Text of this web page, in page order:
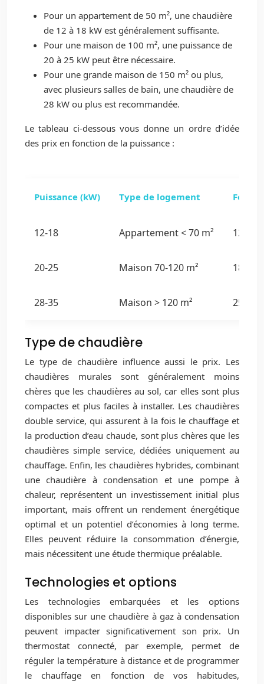
Pour un appartement de 50 m², une chaudière
de 12 à 18 kW est généralement suffisante.
Pour une maison de 100 m², une puissance de
20 à 25 kW peut être nécessaire.
Pour une grande maison de 150 m² ou plus,
avec plusieurs salles de bain, une chaudière de
28 kW ou plus est recommandée.
Le tableau ci-dessous vous donne un ordre d’idée
des prix en fonction de la puissance :
Puissance (kW) Type de logement
12-18 Appartement < 70 m² 1200€
20-25 Maison 70-120 m² 1800€
28-35 Maison > 120 m² 2500€
Type de chaudière
Le type de chaudière influence aussi le prix. Les
chaudières murales sont généralement moins
chères que les chaudières au sol, car elles sont plus
compactes et plus faciles à installer. Les chaudières
double service, qui assurent à la fois le chauffage et
la production d’eau chaude, sont plus chères que les
chaudières simple service, dédiées uniquement au
chauffage. Enfin, les chaudières hybrides, combinant
une chaudière à condensation et une pompe à
chaleur, représentent un investissement initial plus
important, mais offrent un rendement énergétique
optimal et un potentiel d’économies à long terme.
Elles peuvent réduire la consommation d’énergie,
mais nécessitent une étude thermique préalable.
Technologies et options
Les technologies embarquées et les options
disponibles sur une chaudière à gaz à condensation
peuvent impacter significativement son prix. Un
thermostat connecté, par exemple, permet de
réguler la température à distance et de programmer
le chauffage en fonction de vos habitudes,